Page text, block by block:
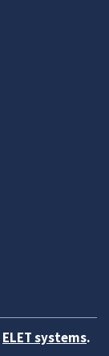
ELET systems.